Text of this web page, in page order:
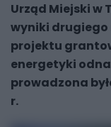
Urząd Miejski w
wyniki drugiego
projektu
energetyki
prowadzona
r.